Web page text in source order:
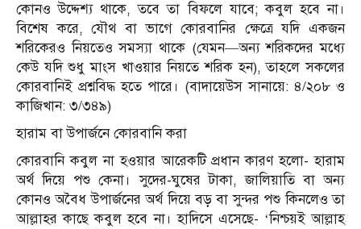
কোনও উদ্দেশ্য থাকে, তবে তা বিফলে যাবে; কবুল হবে না।
বিশেষ করে, যৌথ বা ভাগে কোরবানির ক্ষেত্রে যদি একজন
শরিকেরও নিয়তেও সমস্যা থাকে (যেমন—অন্য শরিকদের মধ্যে
কেউ যদি শুধু মাংস খাওয়ার নিয়তে শরিক হন), তাহলে সকলের
কোরবানিই প্রশ্নবিদ্ধ হতে পারে। (বাদায়েউস সানায়ে: ৪/২০৮ ও
কাজিখান: ৩/৩৪৯)
হারাম বা উপার্জনে কোরবানি করা
কোরবানি কবুল না হওয়ার আরেকটি প্রধান কারণ হলো- হারাম
অর্থ দিয়ে পশু কেনা। সুদের-ঘুষের টাকা, জালিয়াতি বা অন্য
কোনও অবৈধ উপার্জনের অর্থ দিয়ে বড় বা সুন্দর পশু কিনলেও তা
আল্লাহর কাছে কবুল হবে না। হাদিসে এসেছে- ‘নিশ্চয়ই আল্লাহ